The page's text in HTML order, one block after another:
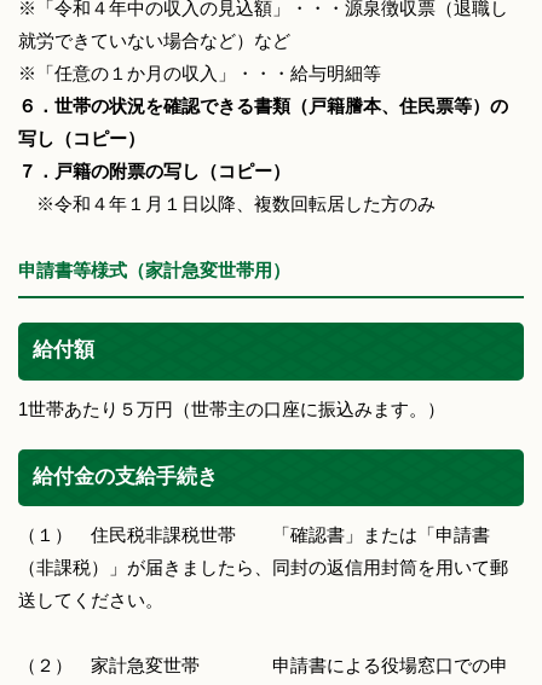
※「令和４年中の収入の見込額」・・・源泉徴収票（退職し
就労できていない場合など）など
※「任意の１か月の収入」・・・給与明細等
６．世帯の状況を確認できる書類（戸籍謄本、住民票等）の
写し（コピー）
７．戸籍の附票の写し（コピー）
※令和４年１月１日以降、複数回転居した方のみ
申請書等様式（家計急変世帯用）
給付額
1世帯あたり５万円（世帯主の口座に振込みます。）
給付金の支給手続き
（１） 住民税非課税世帯 「確認書」または「申請書
（非課税）」が届きましたら、同封の返信用封筒を用いて郵
送してください。
（２） 家計急変世帯 申請書による役場窓口での申